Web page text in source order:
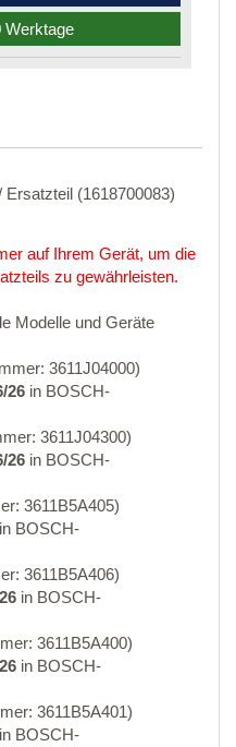
Werktage
(1618700083)
auf Ihrem Gerät, um die
zu gewährleisten.
Modelle und Geräte
3611J04000)
26 in BOSCH-
3611J04300)
26 in BOSCH-
3611B5A405)
in BOSCH-
3611B5A406)
in BOSCH-
3611B5A400)
in BOSCH-
3611B5A401)
in BOSCH-